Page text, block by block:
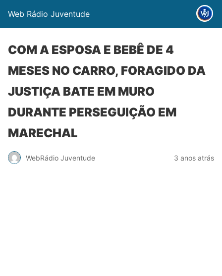
Web Rádio Juventude
COM A ESPOSA E BEBÊ DE 4
MESES NO CARRO, FORAGIDO DA
JUSTIÇA BATE EM MURO
DURANTE PERSEGUIÇÃO EM
MARECHAL
WebRádio Juventude 3 anos atrás